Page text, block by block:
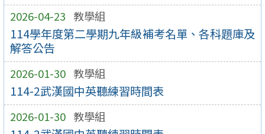
2026-04-23 教學組
114學年度第二學期九年級補考名單、各科題庫及
解答公告
2026-01-30 教學組
114-2武漢國中英聽練習時間表
2026-01-30 教學組